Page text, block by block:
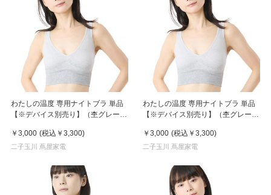
わたしの温度 専用ナイトブラ 単品
【※デバイス別売り】（杢グレー、
￥3,000 (税込 ￥3,300)
二子玉川 蔦屋家電
わたしの温度 専用ナイトブラ 単品
【※デバイス別売り】（杢グレー、
￥3,000 (税込 ￥3,300)
二子玉川 蔦屋家電